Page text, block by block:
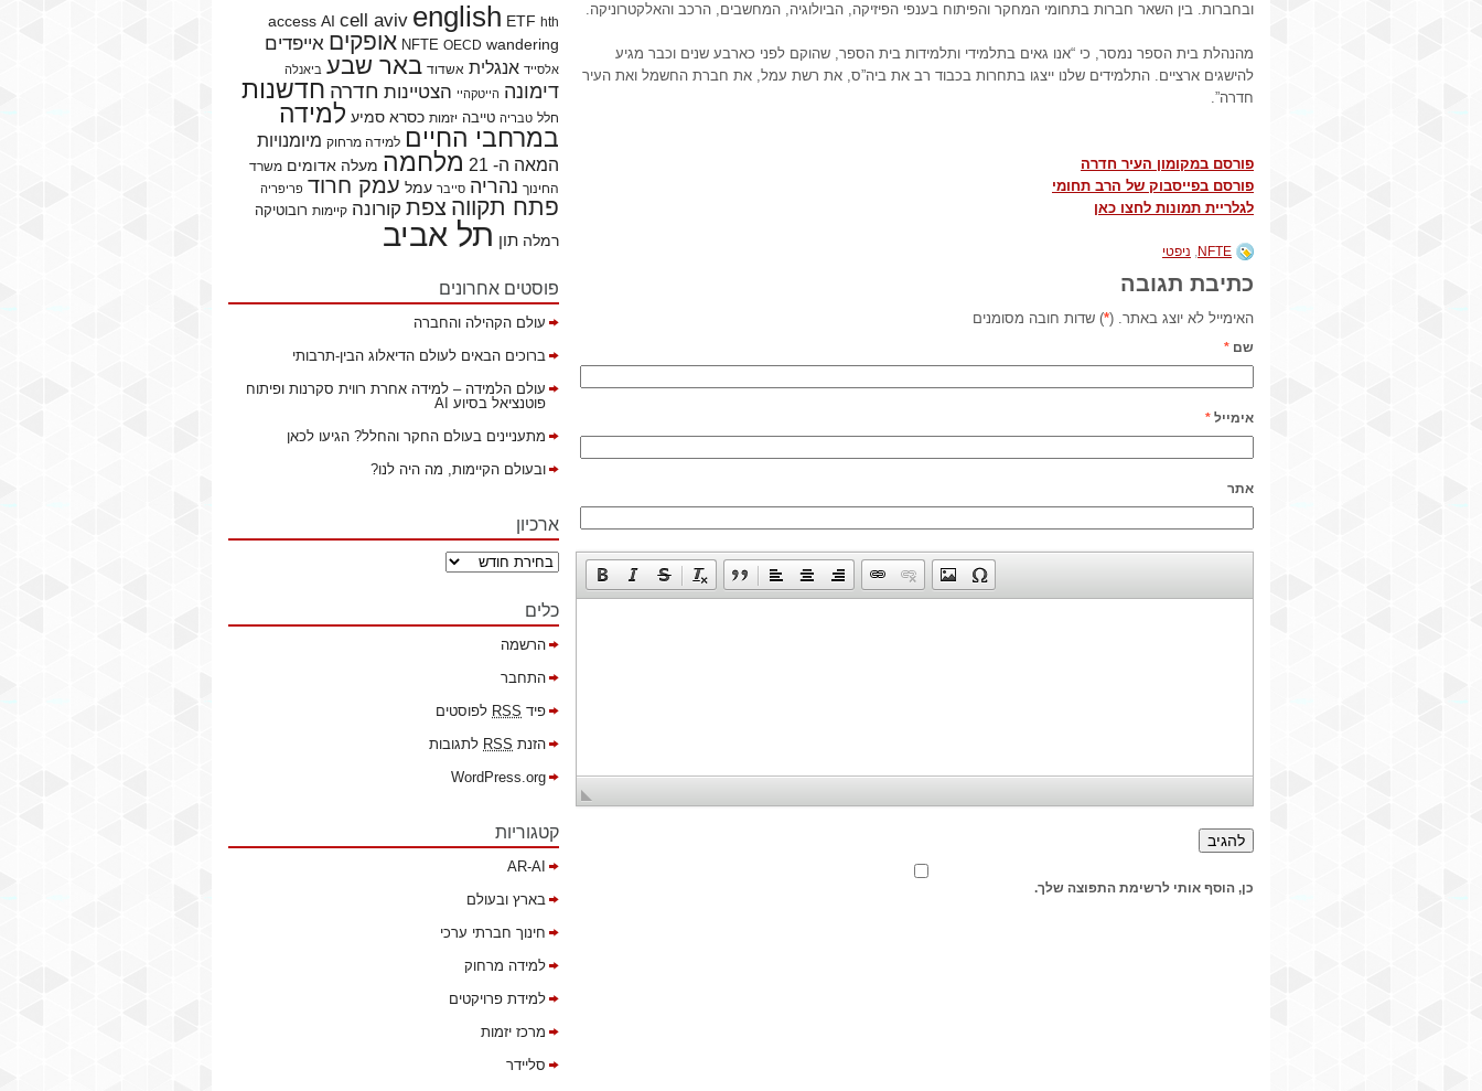
ובחברות. בין השאר חברות בתחומי המחקר והפיתוח בענפי הפיזיקה, הביולוגיה, המחשבים, הרכב והאלקטרוניקה.
מהנהלת בית הספר נמסר, כי “אנו גאים בתלמידי ותלמידות בית הספר, שהוקם לפני כארבע שנים וכבר מגיע
להישגים ארציים. התלמידים שלנו ייצגו בתחרות בכבוד רב את ביה”ס, את רשת עמל, את חברת החשמל ואת העיר
חדרה”.
פורסם במקומון העיר חדרה
פורסם בפייסבוק של הרב תחומי
לגלריית תמונות לחצו כאן
NFTE
, ניפטי
כתיבת תגובה
האימייל לא יוצג באתר. (*) שדות חובה מסומנים
שם *
אימייל *
אתר
כן, הוסף אותי לרשימת התפוצה שלך.
access AI cell aviv english ETF hth
NFTE OECD wandering אופקים אייפדים
אלסייד אנגלית אשדוד באר שבע ביאנלה
דימונה הייטקהיי הצטיינות חדרה חדשנות
חלל טבריה טייבה יזמות כסרא סמיע למידה
במרחבי החיים למידה מרחוק מיומנויות
המאה ה- 21
מלחמה מעלה אדומים משרד
החינוך נהריה סייבר עמל עמק חרוד פריפריה
פתח תקווה צפת קורונה קיימות רובוטיקה
רמלה תון תל אביב
פוסטים אחרונים
עולם הקהילה והחברה
ברוכים הבאים לעולם הדיאלוג הבין-תרבותי
עולם הלמידה – למידה אחרת רווית סקרנות ופיתוח
פוטנציאל בסיוע AI
מתעניינים בעולם החקר והחלל? הגיעו לכאן
ובעולם הקיימות, מה היה לנו?
ארכיון
כלים
הרשמה
התחבר
פיד RSS לפוסטים
הזנת RSS לתגובות
WordPress.org
קטגוריות
AR-AI
בארץ ובעולם
חינוך חברתי ערכי
למידה מרחוק
למידת פרויקטים
מרכז יזמות
סליידר